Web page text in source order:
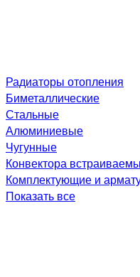
Радиаторы отопления
Биметаллические
Стальные
Алюминиевые
Чугунные
Конвектора
Комплектующие и
Показать все